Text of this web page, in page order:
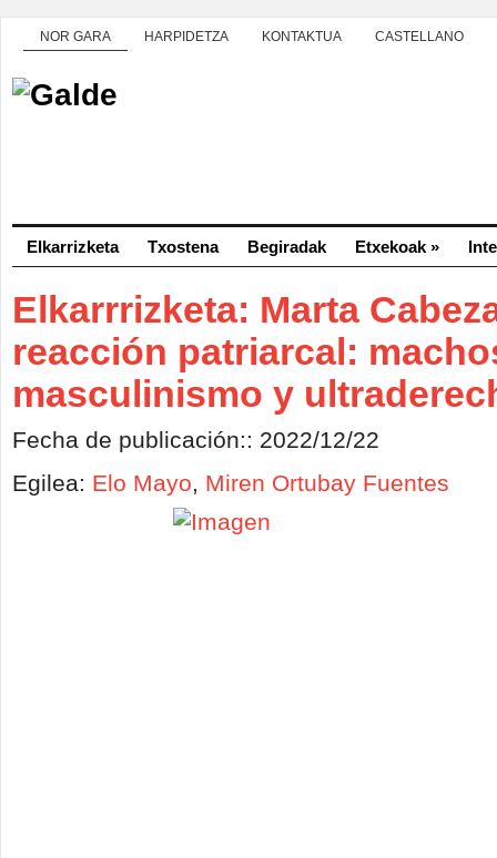
NOR GARA HARPIDETZA KONTAKTUA CASTELLANO
Elkarrizketa Txostena Begiradak Etxekoak »
Elkarrrizketa: Marta
reacción patriarcal:
masculinismo y
Fecha de publicación:: 2022/12/22
Egilea: Elo Mayo, Miren Ortubay Fuentes